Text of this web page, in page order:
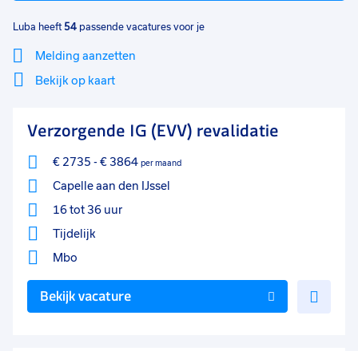
Tijdelijk 8
Uren per week 0
37 - 40+ uur 35
25 - 32 uur
9 - 16 uur 9
33 - 36 uur
0 - 8 uur 7
Luba heeft 54 passende vacatures voor je
Melding aanzetten
Bekijk op kaart
Filter
Sluiten
Verzorgende IG (EVV) revalidatie
€ 2735 - € 3864 per maand
Capelle aan den IJssel
16 tot 36 uur
Tijdelijk
Mbo
Bekijk vacature